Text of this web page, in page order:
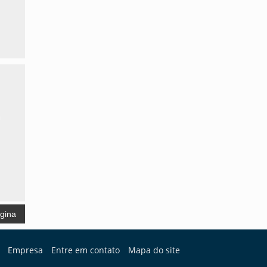
Empresa Entre em contato Mapa do site